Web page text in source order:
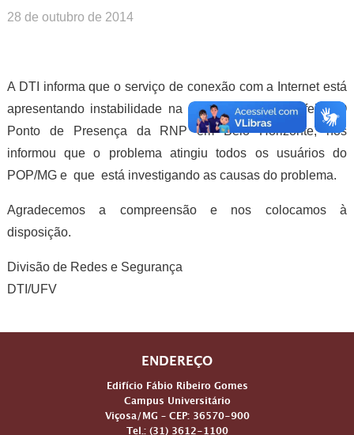
28 de outubro de 2014
A DTI informa que o serviço de conexão com a Internet está
apresentando instabilidade na manhã dessa terça-feira. O
Ponto de Presença da RNP em Belo Horizonte, nos
informou que o problema atingiu todos os usuários do
POP/MG e que está investigando as causas do problema.
Agradecemos a compreensão e nos colocamos à
disposição.
Divisão de Redes e Segurança
DTI/UFV
ENDEREÇO
Edifício Fábio Ribeiro Gomes
Campus Universitário
Viçosa/MG – CEP: 36570-900